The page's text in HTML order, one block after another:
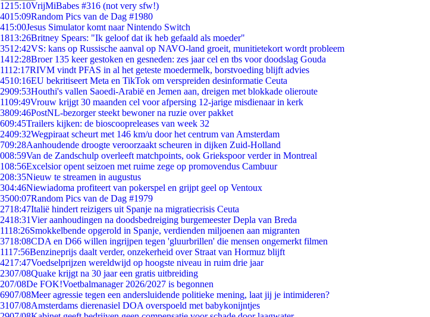
1215:10VrijMiBabes #316 (not very sfw!)
4015:09Random Pics van de Dag #1980
415:00Jesus Simulator komt naar Nintendo Switch
1813:26Britney Spears: "Ik geloof dat ik heb gefaald als moeder"
3512:42VS: kans op Russische aanval op NAVO-land groeit, munitietekort wordt probleem
1412:28Broer 135 keer gestoken en gesneden: zes jaar cel en tbs voor doodslag Gouda
1112:17RIVM vindt PFAS in al het geteste moedermelk, borstvoeding blijft advies
4510:16EU bekritiseert Meta en TikTok om verspreiden desinformatie Ceuta
2909:53Houthi's vallen Saoedi-Arabië en Jemen aan, dreigen met blokkade olieroute
1109:49Vrouw krijgt 30 maanden cel voor afpersing 12-jarige misdienaar in kerk
3809:46PostNL-bezorger steekt bewoner na ruzie over pakket
609:45Trailers kijken: de bioscoopreleases van week 32
2409:32Wegpiraat scheurt met 146 km/u door het centrum van Amsterdam
709:28Aanhoudende droogte veroorzaakt scheuren in dijken Zuid-Holland
008:59Van de Zandschulp overleeft matchpoints, ook Griekspoor verder in Montreal
108:56Excelsior opent seizoen met ruime zege op promovendus Cambuur
208:35Nieuw te streamen in augustus
304:46Niewiadoma profiteert van pokerspel en grijpt geel op Ventoux
3500:07Random Pics van de Dag #1979
2718:47Italië hindert reizigers uit Spanje na migratiecrisis Ceuta
2418:31Vier aanhoudingen na doodsbedreiging burgemeester Depla van Breda
1118:26Smokkelbende opgerold in Spanje, verdienden miljoenen aan migranten
3718:08CDA en D66 willen ingrijpen tegen 'gluurbrillen' die mensen ongemerkt filmen
1117:56Benzineprijs daalt verder, onzekerheid over Straat van Hormuz blijft
4217:47Voedselprijzen wereldwijd op hoogste niveau in ruim drie jaar
2307/08Quake krijgt na 30 jaar een gratis uitbreiding
207/08De FOK!Voetbalmanager 2026/2027 is begonnen
6907/08Meer agressie tegen een andersluidende politieke mening, laat jij je intimideren?
3107/08Amsterdams dierenasiel DOA overspoeld met babykonijntjes